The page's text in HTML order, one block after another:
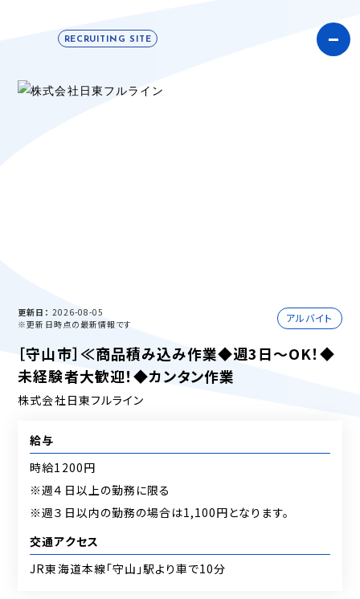
RECRUITING SITE
更新日
2026-08-05
※更新日時点の最新情報です
アルバイト
［守山市］≪商品積み込み作業◆週3日～OK！◆
未経験者大歓迎！◆カンタン作業
株式会社日東フルライン
給与
時給1200円
※週４日以上の勤務に限る
※週３日以内の勤務の場合は1,100円となります。
交通アクセス
JR東海道本線「守山」駅より車で10分